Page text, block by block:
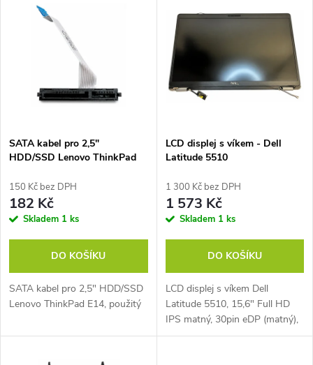
p
r
o
u
k
Nejprodávanější
s
p
r
o
d
u
k
SATA kabel pro 2,5"
HDD/SSD Lenovo ThinkPad
150 Kč bez DPH
182 Kč
Skladem 1 ks
DO KOŠÍKU
SATA kabel pro 2,5" HDD/SSD
Lenovo ThinkPad E14, použitý
LCD displej s víkem - Dell
Latitude 5510
1 300 Kč bez DPH
1 573 Kč
Skladem 1 ks
DO KOŠÍKU
LCD displej s víkem Dell
Latitude 5510, 15,6" Full HD
IPS matný, 30pin eDP (matný),
Stav: Použité zboží